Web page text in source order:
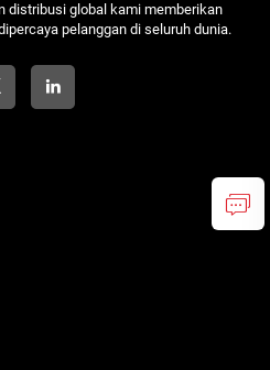
distribusi global kami memberikan
pelanggan di seluruh dunia.